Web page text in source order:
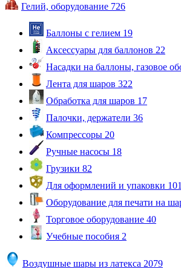
Гелий, оборудование 726
Баллоны с гелием 19
Аксессуары для баллонов 22
Насадки на баллоны, газовое
Лента для шаров 322
Обработка для шаров 17
Палочки, держатели 36
Компрессоры 20
Ручные насосы 18
Грузики 82
Для оформлений и упаковки 101
Оборудование для печати на
Торговое оборудование 40
Учебные пособия 2
Воздушные шары из латекса 2079